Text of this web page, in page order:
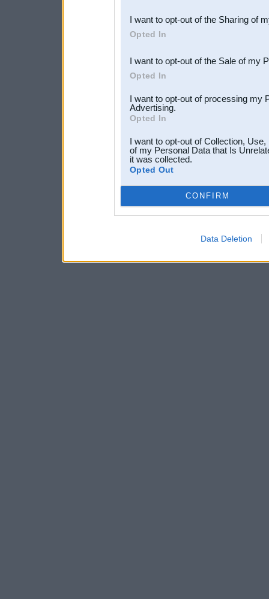
Downstream Participants
third parties.
I want to opt-out of the Sharing of
Opted In
I want to opt-out of the Sale of my
Opted In
I want to opt-out of processing my
Advertising.
Opted In
I want to opt-out of Collection,
of my Personal Data that Is
it was collected.
Opted Out
CONFIRM
Data Deletion